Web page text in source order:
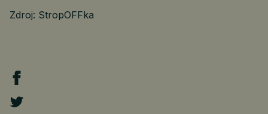
Zdroj: StropOFFka